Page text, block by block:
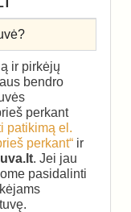
ir pirkėjų
bendro
perkant
patikimą el.
perkant“ ir
. Jei jau
pasidalinti